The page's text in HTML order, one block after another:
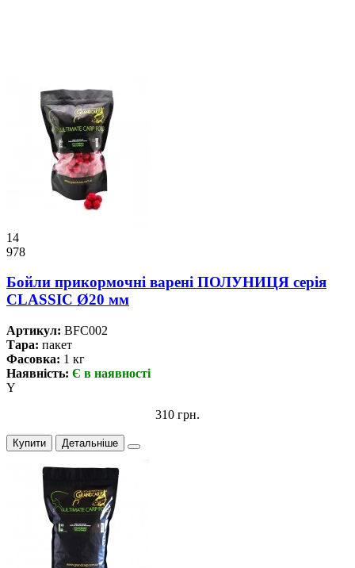
14
978
Бойли прикормочнi варенi ПОЛУНИЦЯ серiя
CLASSIC Ø20 мм
Артикул: BFC002
Тара: пакет
Фасовка: 1 кг
Наявність: Є в наявності
Y
310 грн.
Купити Детальніше